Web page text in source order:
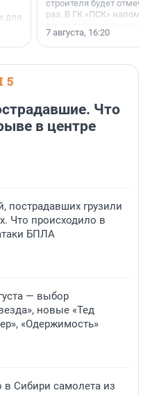
для
строителя будет
раз. В ГК «ПСК»
поменялась роль
7 августа, 16:20
5
Что
в центре
пострадавших грузили
Что происходило в
БПЛА
— выбор
новые «Тед
«Одержимость»
Сибири самолета из